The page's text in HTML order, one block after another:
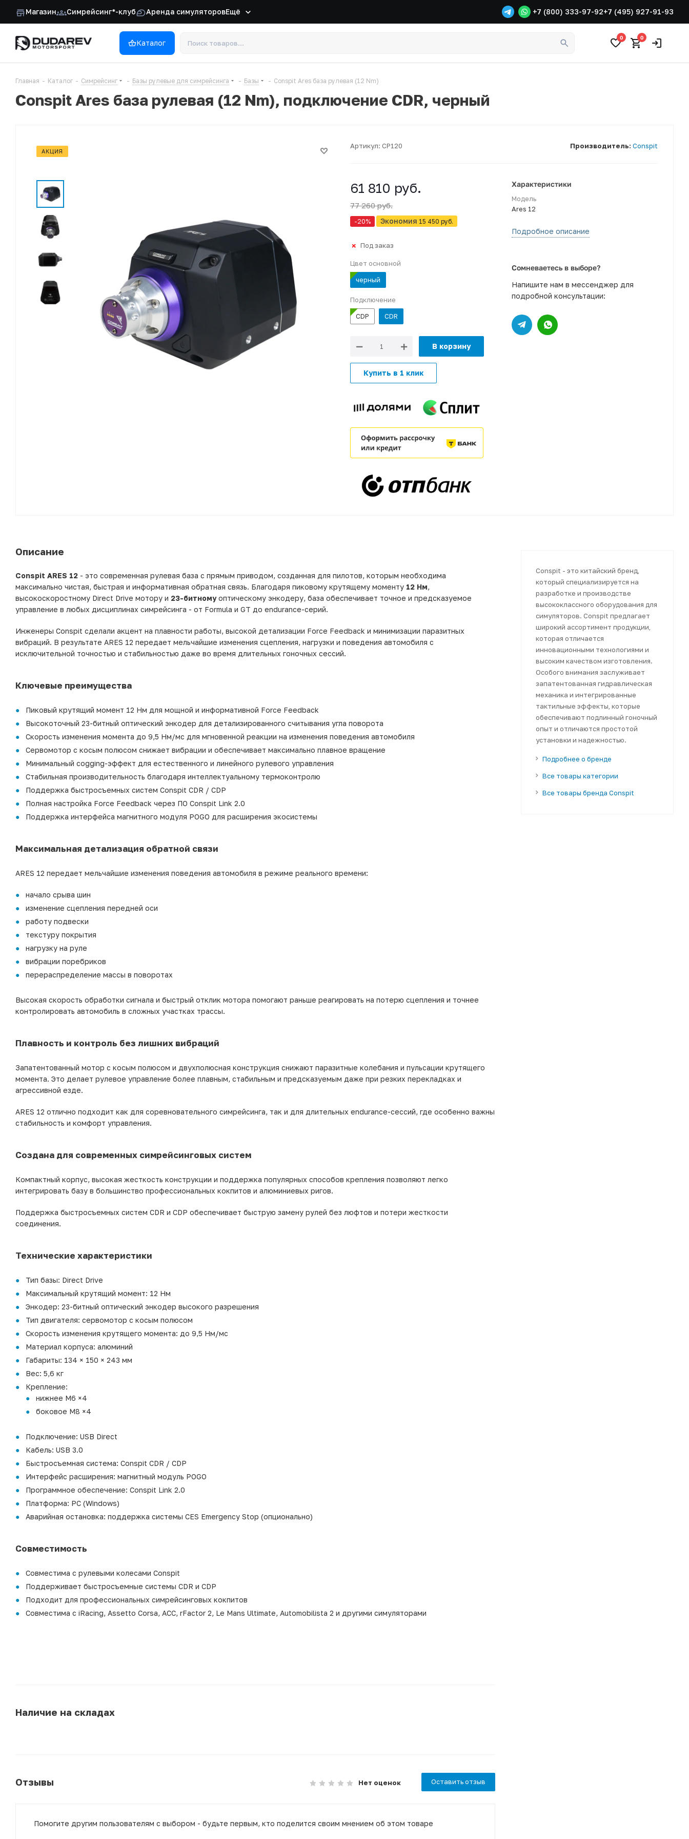
Магазин Симрейсинг*-клуб Аренда симуляторовЕщё +7 (800) 333-97-92+7 (495) 927-91-93
Каталог
0 0
Главная - Каталог - Симрейсинг - Базы рулевые для симрейсинга - Базы - Conspit Ares база рулевая (12 Nm)
Conspit Ares база рулевая (12 Nm), подключение CDR, черный
АКЦИЯ
Артикул: CP120 Производитель: Conspit
61 810 руб.
77 260 руб.
-20% Экономия 15 450 руб.
Под заказ
Цвет основной
черный
Подключение
CDP
CDR
В корзину
Купить в 1 клик
Характеристики
Модель
Ares 12
Подробное описание
Сомневаетесь в выборе?
Напишите нам в мессенджер для
подробной консультации:
Описание
Conspit ARES 12 - это современная рулевая база с прямым приводом, созданная для пилотов, которым необходима
максимально чистая, быстрая и информативная обратная связь. Благодаря пиковому крутящему моменту 12 Нм,
высокоскоростному Direct Drive мотору и 23-битномуоптическому энкодеру, база обеспечивает точное и предсказуемое
управление в любых дисциплинах симрейсинга - от Formula и GT до endurance-серий.
Инженеры Conspit сделали акцент на плавности работы, высокой детализации Force Feedback и минимизации паразитных
вибраций. В результате ARES 12 передает мельчайшие изменения сцепления, нагрузки и поведения автомобиля с
исключительной точностью и стабильностью даже во время длительных гоночных сессий.
Ключевые преимущества
Пиковый крутящий момент 12 Нм для мощной и информативной Force Feedback
Высокоточный 23-битный оптический энкодер для детализированного считывания угла поворота
Скорость изменения момента до 9,5 Нм/мс для мгновенной реакции на изменения поведения автомобиля
Сервомотор с косым полюсом снижает вибрации и обеспечивает максимально плавное вращение
Минимальный cogging-эффект для естественного и линейного рулевого управления
Стабильная производительность благодаря интеллектуальному термоконтролю
Поддержка быстросъемных систем Conspit CDR / CDP
Полная настройка Force Feedback через ПО Conspit Link 2.0
Поддержка интерфейса магнитного модуля POGO для расширения экосистемы
Максимальная детализация обратной связи
ARES 12 передает мельчайшие изменения поведения автомобиля в режиме реального времени:
начало срыва шин
изменение сцепления передней оси
работу подвески
текстуру покрытия
нагрузку на руле
вибрации поребриков
перераспределение массы в поворотах
Высокая скорость обработки сигнала и быстрый отклик мотора помогают раньше реагировать на потерю сцепления и точнее
контролировать автомобиль в сложных участках трассы.
Плавность и контроль без лишних вибраций
Запатентованный мотор с косым полюсом и двухполюсная конструкция снижают паразитные колебания и пульсации крутящего
момента. Это делает рулевое управление более плавным, стабильным и предсказуемым даже при резких перекладках и
агрессивной езде.
ARES 12 отлично подходит как для соревновательного симрейсинга, так и для длительных endurance-сессий, где особенно важны
стабильность и комфорт управления.
Создана для современных симрейсинговых систем
Компактный корпус, высокая жесткость конструкции и поддержка популярных способов крепления позволяют легко
интегрировать базу в большинство профессиональных кокпитов и алюминиевых ригов.
Поддержка быстросъемных систем CDR и CDP обеспечивает быструю замену рулей без люфтов и потери жесткости
соединения.
Технические характеристики
Тип базы: Direct Drive
Максимальный крутящий момент: 12 Нм
Энкодер: 23-битный оптический энкодер высокого разрешения
Тип двигателя: сервомотор с косым полюсом
Скорость изменения крутящего момента: до 9,5 Нм/мс
Материал корпуса: алюминий
Габариты: 134 × 150 × 243 мм
Вес: 5,6 кг
Крепление:
нижнее M6 ×4
боковое M8 ×4
Подключение: USB Direct
Кабель: USB 3.0
Быстросъемная система: Conspit CDR / CDP
Интерфейс расширения: магнитный модуль POGO
Программное обеспечение: Conspit Link 2.0
Платформа: PC (Windows)
Аварийная остановка: поддержка системы CES Emergency Stop (опционально)
Совместимость
Совместима с рулевыми колесами Conspit
Поддерживает быстросъемные системы CDR и CDP
Подходит для профессиональных симрейсинговых кокпитов
Совместима с iRacing, Assetto Corsa, ACC, rFactor 2, Le Mans Ultimate, Automobilista 2 и другими симуляторами
Наличие на складах
Отзывы Нет оценок Оставить отзыв
Помогите другим пользователям с выбором - будьте первым, кто поделится своим мнением об этом товаре
Conspit - это китайский бренд,
который специализируется на
разработке и производстве
высококлассного оборудования для
симуляторов. Conspit предлагает
широкий ассортимент продукции,
которая отличается
инновационными технологиями и
высоким качеством изготовления.
Особого внимания заслуживает
запатентованная гидравлическая
механика и интегрированные
тактильные эффекты, которые
обеспечивают подлинный гоночный
опыт и отличаются простотой
установки и надежностью.
Подробнее о бренде
Все товары категории
Все товары бренда Conspit